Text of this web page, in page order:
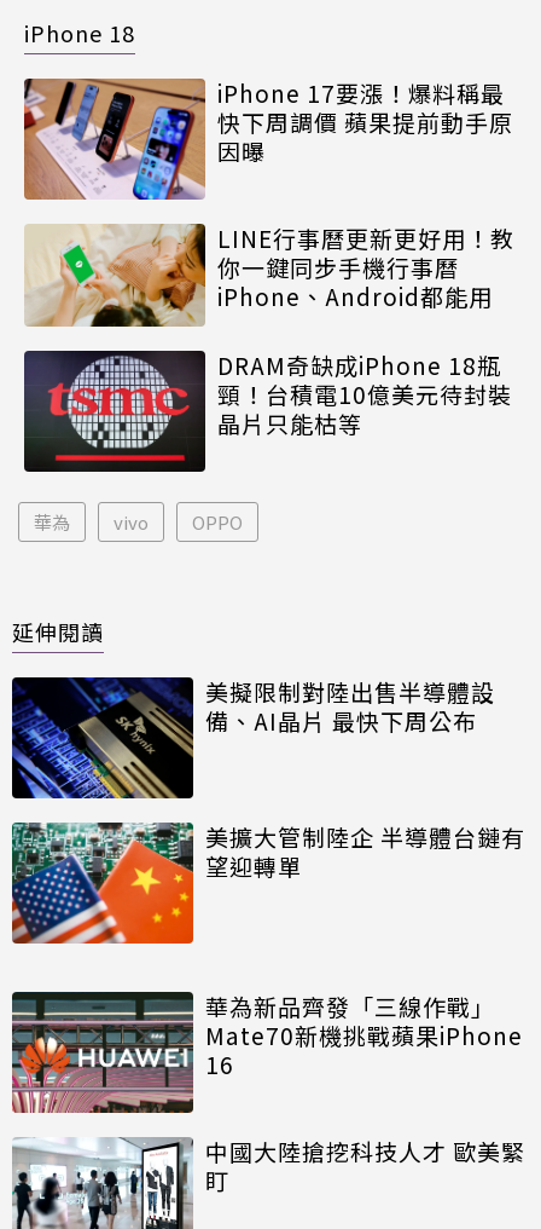
iPhone 18
iPhone 17要漲！爆料稱最
快下周調價 蘋果提前動手原
因曝
LINE行事曆更新更好用！教
你一鍵同步手機行事曆
iPhone、Android都能用
DRAM奇缺成iPhone 18瓶
頸！台積電10億美元待封裝
晶片只能枯等
華為 vivo OPPO
延伸閱讀
美擬限制對陸出售半導體設
備、AI晶片 最快下周公布
美擴大管制陸企 半導體台鏈有
望迎轉單
華為新品齊發「三線作戰」
Mate70新機挑戰蘋果iPhone
16
中國大陸搶挖科技人才 歐美緊
盯